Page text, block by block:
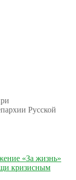
Русской
«За жизнь»
кризисным